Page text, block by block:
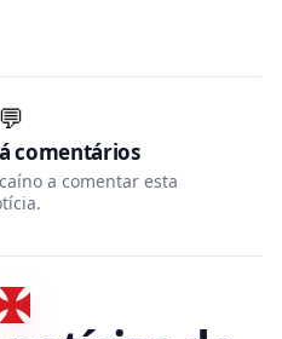
💬
comentários
a comentar esta